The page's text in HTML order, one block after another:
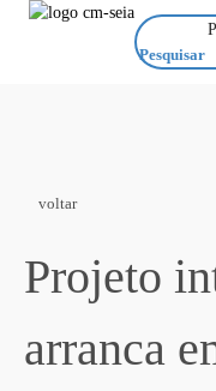
voltar
Projeto
arranca